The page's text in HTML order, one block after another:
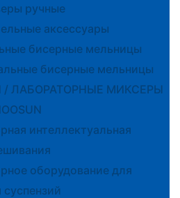
ручные
аксессуары
бисерные мельницы
бисерные мельницы
ЛАБОРАТОРНЫЕ МИКСЕРЫ
интеллектуальная
оборудование для